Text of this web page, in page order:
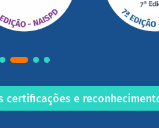
certificações e